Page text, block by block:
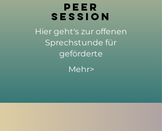
peer
session
Hier geht's zur offenen
Sprechstunde für
geförderte
Mehr>